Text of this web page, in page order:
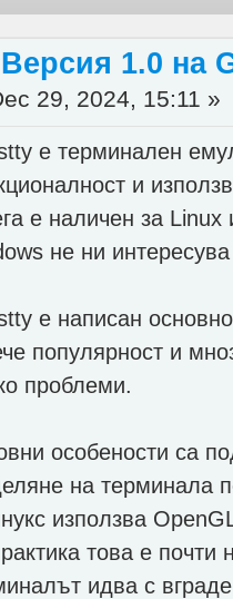
Версия 1.0 на
29, 2024, 15:11 »
е терминален
и
е наличен за Linux
не ни
е написан
популярност и
проблеми.
особености са
на терминала
използва
това е
идва с